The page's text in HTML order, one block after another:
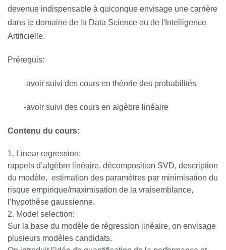
devenue indispensable à quiconque envisage une carrière
dans le domaine de la Data Science ou de l'Intelligence
Artificielle.
Prérequis:
-avoir suivi des cours en théorie des probabilités
-avoir suivi des cours en algèbre linéaire
Contenu du cours:
Linear regression:
rappels d’algèbre linéaire, décomposition SVD, description
du modèle, estimation des paramètres par minimisation du
risque empirique/maximisation de la vraisemblance,
l’hypothèse gaussienne.
Model selection:
Sur la base du modèle de régression linéaire, on envisage
plusieurs modèles candidats.